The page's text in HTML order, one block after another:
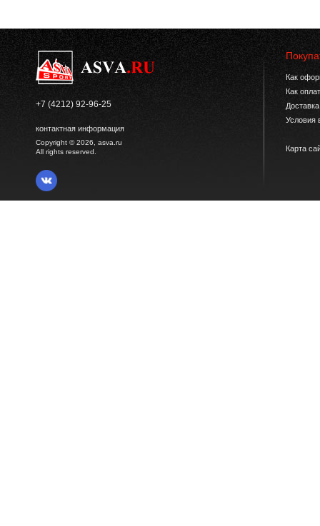
+7 (4212) 92-96-25
контактная информация
Copyright © 2026, asva.ru
All rights reserved.
Как
Как
Условия
Карта